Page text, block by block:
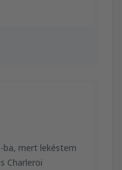
ba, mert lekéstem
Charleroi